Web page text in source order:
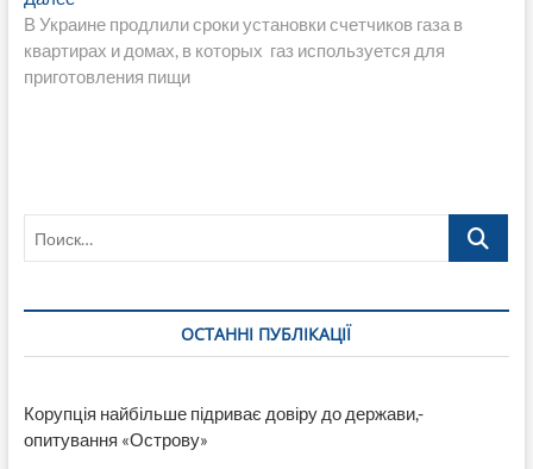
запись:
В Украине продлили сроки установки счетчиков газа в
квартирах и домах, в которых газ используется для
приготовления пищи
Поиск…
ОСТАННІ ПУБЛІКАЦІЇ
Корупція найбільше підриває довіру до держави,-
опитування «Острову»